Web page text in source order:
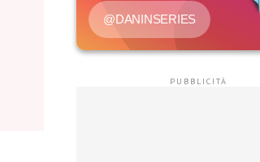
@DANINSERIES